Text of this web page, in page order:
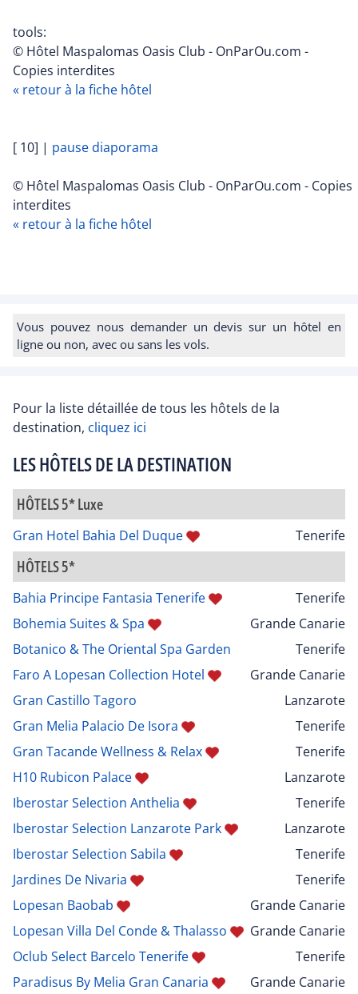
tools:
© Hôtel Maspalomas Oasis Club - OnParOu.com -
Copies interdites
« retour à la fiche hôtel
[ 10] | pause diaporama
© Hôtel Maspalomas Oasis Club - OnParOu.com - Copies
interdites
« retour à la fiche hôtel
Vous pouvez nous demander un devis sur un hôtel en
ligne ou non, avec ou sans les vols.
Pour la liste détaillée de tous les hôtels de la
destination, cliquez ici
LES HÔTELS DE LA DESTINATION
HÔTELS 5* Luxe
Gran Hotel Bahia Del Duque Tenerife
HÔTELS 5*
Bahia Principe Fantasia Tenerife
Tenerife
Bohemia Suites & Spa
Grande Canarie
Botanico & The Oriental Spa Garden
Tenerife
Faro A Lopesan Collection Hotel
Grande Canarie
Gran Castillo Tagoro
Lanzarote
Gran Melia Palacio De Isora
Tenerife
Gran Tacande Wellness & Relax
Tenerife
H10 Rubicon Palace
Lanzarote
Iberostar Selection Anthelia
Tenerife
Iberostar Selection Lanzarote Park
Lanzarote
Iberostar Selection Sabila
Tenerife
Jardines De Nivaria
Tenerife
Lopesan Baobab
Grande Canarie
Lopesan Villa Del Conde & Thalasso
Grande Canarie
Oclub Select Barcelo Tenerife
Tenerife
Paradisus By Melia Gran Canaria
Grande Canarie